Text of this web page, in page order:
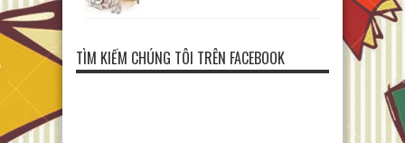
TÌM KIẾM CHÚNG TÔI TRÊN FACEBOOK